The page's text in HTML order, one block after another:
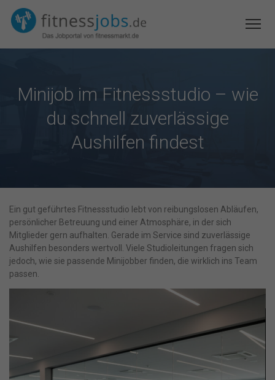
Minijob im Fitnessstudio – wie
du schnell zuverlässige
Aushilfen findest
Ein gut geführtes Fitnessstudio lebt von reibungslosen Abläufen,
persönlicher Betreuung und einer Atmosphäre, in der sich
Mitglieder gern aufhalten. Gerade im Service sind zuverlässige
Aushilfen besonders wertvoll. Viele Studioleitungen fragen sich
jedoch, wie sie passende Minijobber finden, die wirklich ins Team
passen.